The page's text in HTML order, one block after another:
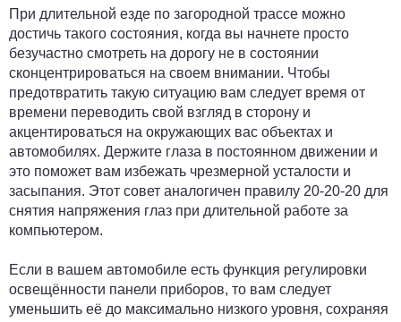
При длительной езде по загородной трассе можно
достичь такого состояния, когда вы начнете просто
безучастно смотреть на дорогу не в состоянии
сконцентрироваться на своем внимании. Чтобы
предотвратить такую ситуацию вам следует время от
времени переводить свой взгляд в сторону и
акцентироваться на окружающих вас объектах и
автомобилях. Держите глаза в постоянном движении и
это поможет вам избежать чрезмерной усталости и
засыпания. Этот совет аналогичен правилу 20-20-20 для
снятия напряжения глаз при длительной работе за
компьютером.
Если в вашем автомобиле есть функция регулировки
освещённости панели приборов, то вам следует
уменьшить её до максимально низкого уровня, сохраняя